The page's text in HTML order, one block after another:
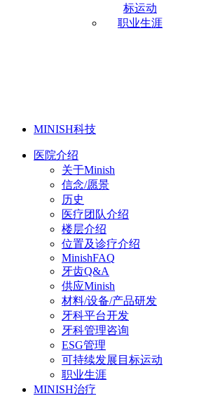
标运动
职业生涯
MINISH科技
医院介绍
关于Minish
信念/愿景
历史
医疗团队介绍
楼层介绍
位置及诊疗介绍
MinishFAQ
牙齿Q&A
供应Minish
材料/设备/产品研发
牙科平台开发
牙科管理咨询
ESG管理
可持续发展目标运动
职业生涯
MINISH治疗